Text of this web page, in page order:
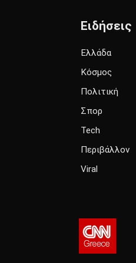
Ειδήσεις
Ελλάδα
Κόσμος
Πολιτική
Σπορ
Tech
Περιβάλλον
Viral